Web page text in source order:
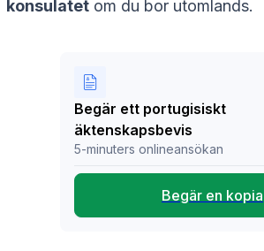
konsulatet om du bor utomlands.
Begär ett portugisiskt
äktenskapsbevis
5-minuters onlineansökan
Begär en kopia